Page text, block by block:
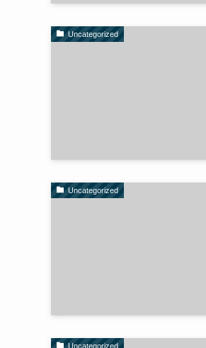
Uncategorized
Uncategorized
Uncategorized